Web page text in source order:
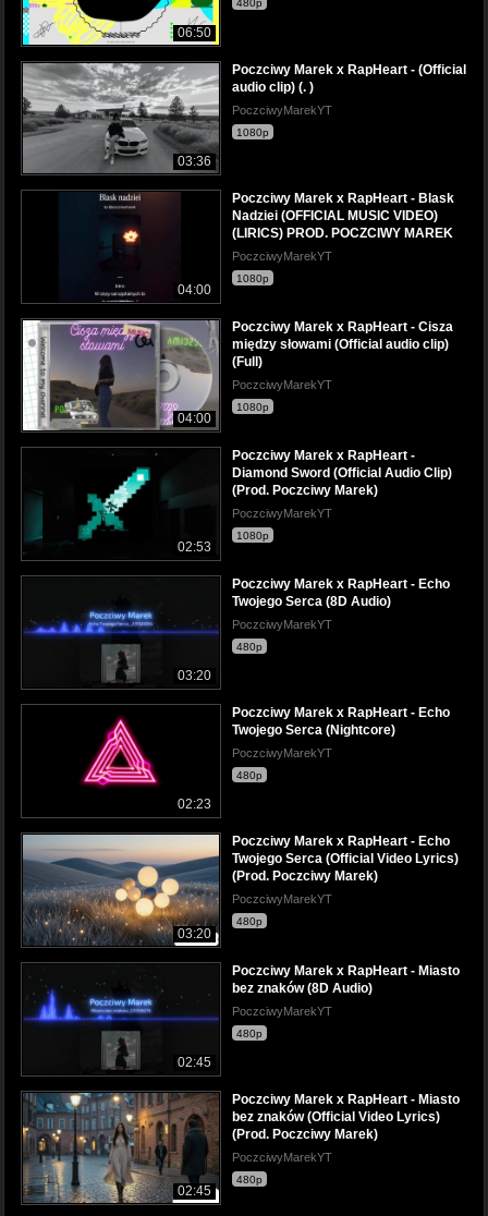
06:50
480p
03:36
Poczciwy Marek x RapHeart - (Official
audio clip) (. )
PoczciwyMarekYT
1080p
04:00
Poczciwy Marek x RapHeart - Blask
Nadziei (OFFICIAL MUSIC VIDEO)
(LIRICS) PROD. POCZCIWY MAREK
PoczciwyMarekYT
1080p
04:00
Poczciwy Marek x RapHeart - Cisza
między słowami (Official audio clip)
(Full)
PoczciwyMarekYT
1080p
02:53
Poczciwy Marek x RapHeart -
Diamond Sword (Official Audio Clip)
(Prod. Poczciwy Marek)
PoczciwyMarekYT
1080p
03:20
Poczciwy Marek x RapHeart - Echo
Twojego Serca (8D Audio)
PoczciwyMarekYT
480p
02:23
Poczciwy Marek x RapHeart - Echo
Twojego Serca (Nightcore)
PoczciwyMarekYT
480p
03:20
Poczciwy Marek x RapHeart - Echo
Twojego Serca (Official Video Lyrics)
(Prod. Poczciwy Marek)
PoczciwyMarekYT
480p
02:45
Poczciwy Marek x RapHeart - Miasto
bez znaków (8D Audio)
PoczciwyMarekYT
480p
02:45
Poczciwy Marek x RapHeart - Miasto
bez znaków (Official Video Lyrics)
(Prod. Poczciwy Marek)
PoczciwyMarekYT
480p